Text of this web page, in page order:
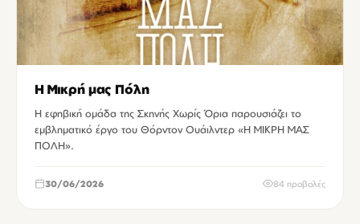
Η Μικρή μας Πόλη
Η εφηβική ομάδα της Σκηνής Χωρίς Όρια παρουσιάζει το
εμβληματικό έργο του Θόρντον Ουάιλντερ «Η ΜΙΚΡΗ ΜΑΣ
ΠΟΛΗ».
30/06/2026 84 προβολές